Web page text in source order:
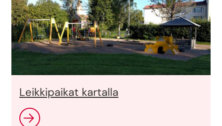
Leikkipaikat kartalla